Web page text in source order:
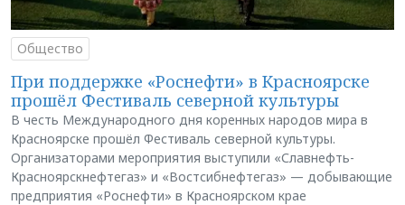
Общество
При поддержке «Роснефти» в Красноярске
прошёл Фестиваль северной культуры
В честь Международного дня коренных народов мира в
Красноярске прошёл Фестиваль северной культуры.
Организаторами мероприятия выступили «Славнефть-
Красноярскнефтегаз» и «Востсибнефтегаз» — добывающие
предприятия «Роснефти» в Красноярском крае